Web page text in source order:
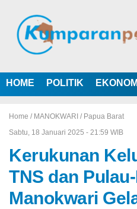
HOME POLITIK EKONOMI
Home / MANOKWARI / Papua Barat
Sabtu, 18 Januari 2025 - 21:59 WIB
Kerukunan
TNS dan
Manokwari